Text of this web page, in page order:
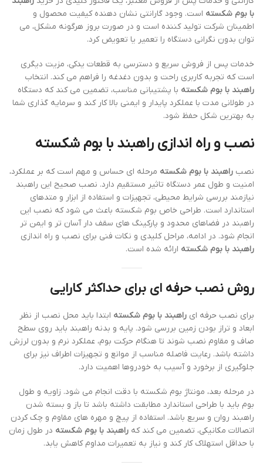
با بوم شکسته است. وجود گارانتی نشان دهنده کیفیت محصول و
اطمینان شرکت تولید کننده است و در صورت بروز هرگونه مشکل، می
توان بدون نگرانی دستگاه را تعمیر یا تعویض کرد.
خدمات پس از فروش سریع و دسترسی به قطعات یدکی، مزیت دیگری
است که تجربه کاربری راحت و بدون دغدغه را فراهم می کند. انتخاب
راهبند با بوم شکسته با پشتیبانی مناسب، تضمین می کند که دستگاه
در طولانی مدت با عملکرد پایدار و ایمنی بالا کار کند و سرمایه گذاری شما
به بهترین شکل حفظ شود.
نصب و راه اندازی راهبند با بوم شکسته
نصب راهبند با بوم شکسته مرحله ای حساس و مهم است که بر عملکرد،
امنیت و طول عمر دستگاه تاثیر مستقیم دارد. نصب صحیح این راهبند
نیازمند بررسی شرایط محیطی، تجهیزات و استفاده از ابزار و متدهای
استاندارد است. طراحی خاص بوم شکسته باعث می شود که نصب این
راهبند در فضاهای محدود و پارکینگ های سقف دار آسان تر و ایمن تر
انجام شود. در ادامه، مراحل کلیدی و نکات فنی برای نصب و راه اندازی
راهبند با بوم شکسته ارائه شده است.
روش نصب حرفه ای برای حداکثر کارایی
برای نصب حرفه ای راهبند با بوم شکسته ابتدا باید محل نصب از نظر
ابعاد و تراز بودن زمین بررسی شود. پایه و بدنه راهبند باید روی سطح
صاف و مقاوم نصب شوند تا هنگام حرکت بوم، عملکرد نرم و بدون لرزش
داشته باشد. رعایت فاصله مناسب از موانع و تجهیزات اطراف نیز برای
جلوگیری از برخورد و آسیب به خودروها اهمیت دارد.
در مرحله بعد، مونتاژ بوم شکسته با دقت انجام می شود. زاویه و طول
بوم باید با طراحی استاندارد مطابقت داشته باشد تا باز و بسته شدن
راهبند روان و سریع باشد. استفاده از پیچ و مهره های مقاوم و چک کردن
اتصالات مکانیکی، تضمین می کند که راهبند با بوم شکسته در طول زمان
با حداقل استهلاک کار کند و نیاز به تعمیرات مداوم کاهش یابد.